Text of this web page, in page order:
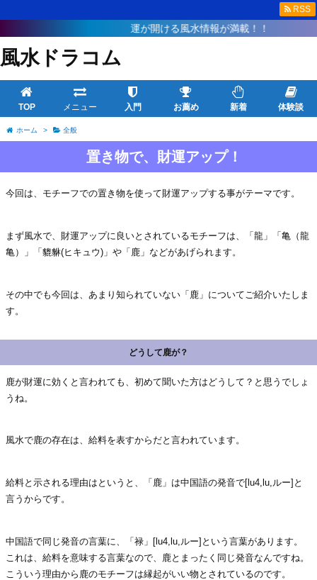
運が開ける風水情報が満載！！
風水ドラコム
TOP メニュー 入門 お薦め 新着 体験談
RSS
ホーム > 全般
置き物で、財運アップ！
今回は、モチーフでの置き物を使って財運アップする事がテーマです。
まず風水で、財運アップに良いとされているモチーフは、「龍」「亀（龍
亀）」「貔貅(ヒキュウ)」や「鹿」などがあげられます。
その中でも今回は、あまり知られていない「鹿」についてご紹介いたしま
す。
どうして鹿が？
鹿が財運に効くと言われても、初めて聞いた方はどうして？と思うでしょ
うね。
風水で鹿の存在は、給料を表すからだと言われています。
給料と示される理由はというと、「鹿」は中国語の発音で[lu4,lu,ルー]と
言うからです。
中国語で同じ発音の言葉に、「禄」[lu4,lu,ルー]という言葉があります。
これは、給料を意味する言葉なので、鹿とまったく同じ発音なんですね。
こういう理由から鹿のモチーフは縁起がいい物とされているのです。